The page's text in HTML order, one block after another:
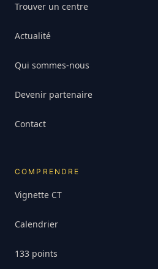
Trouver un centre
Actualité
Qui sommes-nous
Devenir partenaire
Contact
COMPRENDRE
Vignette CT
Calendrier
133 points